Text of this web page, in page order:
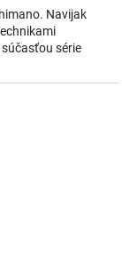
Navijak
série